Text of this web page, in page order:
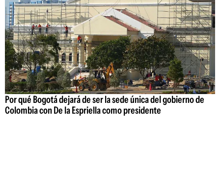
Por qué Bogotá dejará de ser la sede única del gobierno de
Colombia con De la Espriella como presidente